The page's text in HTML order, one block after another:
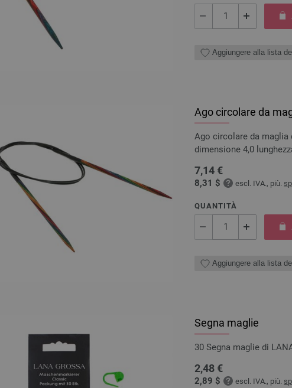
Aggiungere alla lista
Ago circolare da
Ago circolare da maglia
dimensione 4,0
7,14 €
8,31 $ escl. IVA., più.
QUANTITÀ
Aggiungere alla lista
Segna maglie
30 Segna maglie di
2,48 €
2,89 $ escl. IVA., più.